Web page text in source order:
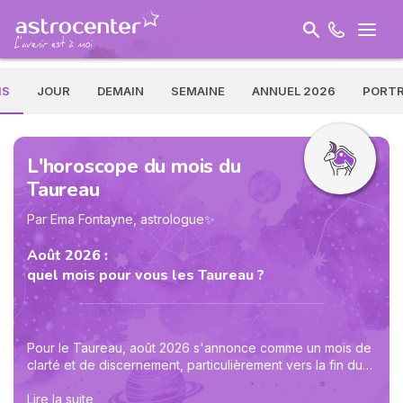
JOUR DEMAIN SEMAINE ANNUEL 2026
L'horoscope du mois du
Taureau
Par Ema Fontayne, astrologue✨
Août 2026 :
quel mois pour vous les Taureau ?
Pour le Taureau, août 2026 s'annonce comme un mois de
clarté et de discernement, particulièrement vers la fin du
mois. Le 27 août, la conjonction Soleil-Mercure en Vierge
vous offre une lucidité exceptionnelle. Vous êtes en
Lire la suite